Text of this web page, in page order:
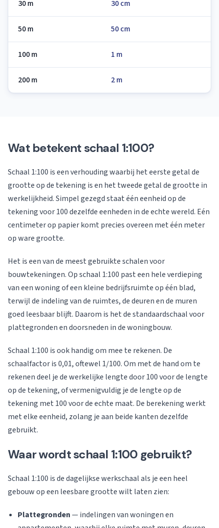
30 m 30 cm
50 m 50 cm
100 m 1 m
200 m 2 m
Wat betekent schaal 1:100?
Schaal 1:100 is een verhouding waarbij het eerste getal de
grootte op de tekening is en het tweede getal de grootte in
werkelijkheid. Simpel gezegd staat één eenheid op de
tekening voor 100 dezelfde eenheden in de echte wereld. Eén
centimeter op papier komt precies overeen met één meter
op ware grootte.
Het is een van de meest gebruikte schalen voor
bouwtekeningen. Op schaal 1:100 past een hele verdieping
van een woning of een kleine bedrijfsruimte op één blad,
terwijl de indeling van de ruimtes, de deuren en de muren
goed leesbaar blijft. Daarom is het de standaardschaal voor
plattegronden en doorsneden in de woningbouw.
Schaal 1:100 is ook handig om mee te rekenen. De
schaalfactor is 0,01, oftewel 1/100. Om met de hand om te
rekenen deel je de werkelijke lengte door 100 voor de lengte
op de tekening, of vermenigvuldig je de lengte op de
tekening met 100 voor de echte maat. De berekening werkt
met elke eenheid, zolang je aan beide kanten dezelfde
gebruikt.
Waar wordt schaal 1:100 gebruikt?
Schaal 1:100 is de dagelijkse werkschaal als je een heel
gebouw op een leesbare grootte wilt laten zien:
Plattegronden— indelingen van woningen en